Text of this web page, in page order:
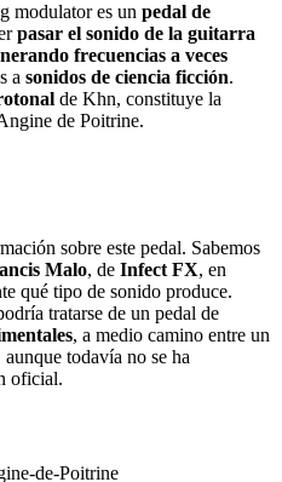
modulator es un pedal de
pasar el sonido de la guitarra
frecuencias a veces
a sonidos de ciencia ficción.
de Khn, constituye la
de Poitrine.
sobre este pedal. Sabemos
Malo, de Infect FX, en
qué tipo de sonido produce.
tratarse de un pedal de
, a medio camino entre un
aunque todavía no se ha
oficial.